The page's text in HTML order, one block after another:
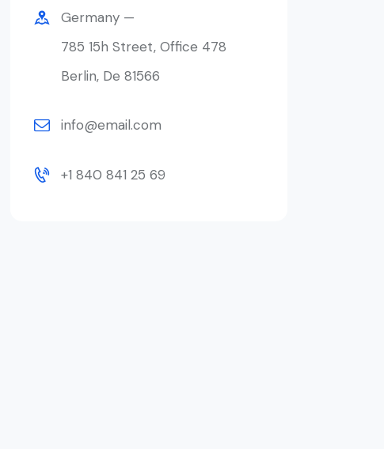
Germany —
785 15h Street, Office 478
Berlin, De 81566
info@email.com
+1 840 841 25 69